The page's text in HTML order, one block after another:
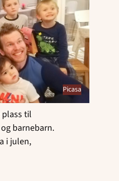
Picasa
plass til
barnebarn.
i julen,